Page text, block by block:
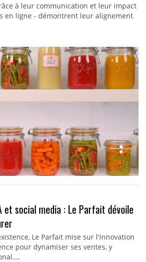
à leur communication et leur impact
en ligne - démontrent leur alignement
et social media : Le Parfait dévoile
Le Parfait mise sur l'innovation
pour dynamiser ses ventes, y